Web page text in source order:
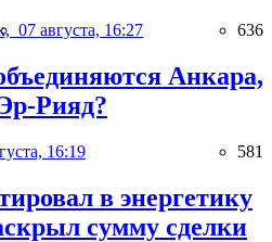
07 августа, 16:27 636
Анкара,
Рияд?
16:19 581
в энергетику
сумму сделки